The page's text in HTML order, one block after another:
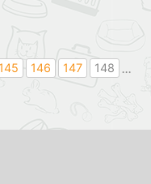
...
145 146 147
148